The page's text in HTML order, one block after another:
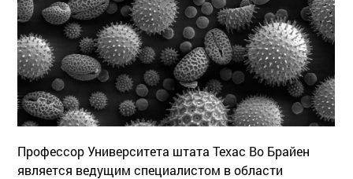
Профессор Университета штата Техас Во Брайен
является ведущим специалистом в области